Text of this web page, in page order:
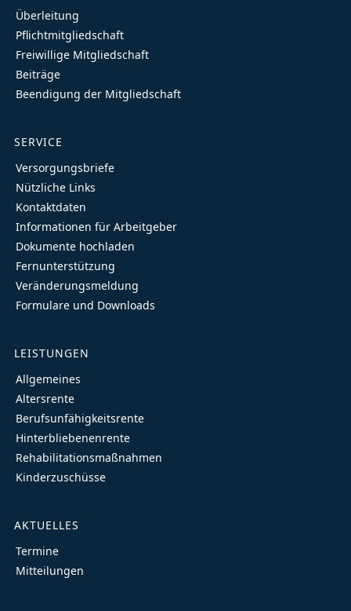
Überleitung
Pflichtmitgliedschaft
Freiwillige Mitgliedschaft
Beiträge
Beendigung der Mitgliedschaft
SERVICE
Versorgungsbriefe
Nützliche Links
Kontaktdaten
Informationen für Arbeitgeber
Dokumente hochladen
Fernunterstützung
Veränderungsmeldung
Formulare und Downloads
LEISTUNGEN
Allgemeines
Altersrente
Berufsunfähigkeitsrente
Hinterbliebenenrente
Rehabilitationsmaßnahmen
Kinderzuschüsse
AKTUELLES
Termine
Mitteilungen